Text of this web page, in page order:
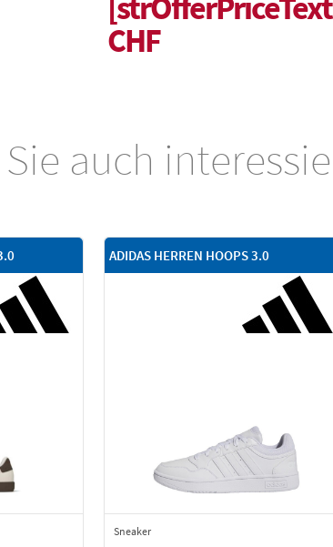
CHF
auch
ADIDAS HERREN HOOPS 3.0
Sneaker